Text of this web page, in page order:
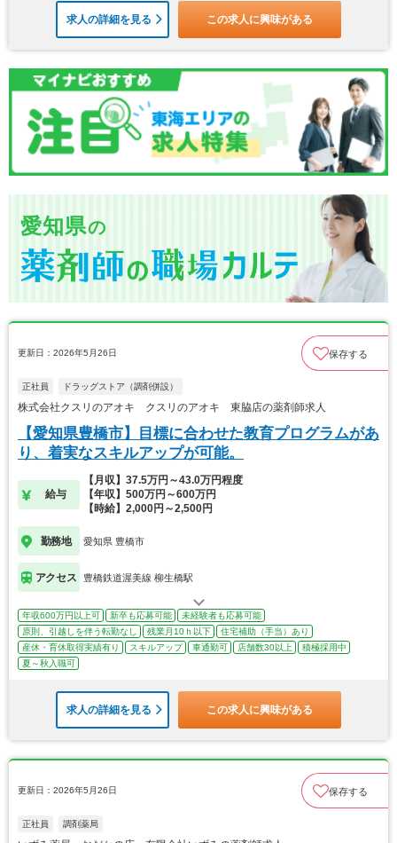
求人の詳細を見る この求人に興味がある
愛知県の
更新日：2026年5月26日 保存する
正社員 ドラッグストア（調剤併設）
株式会社クスリのアオキ クスリのアオキ 東脇店の薬剤師求人
【愛知県豊橋市】目標に合わせた教育プログラムがあ
り、着実なスキルアップが可能。
給与
【月収】37.5万円～43.0万円程度
【年収】500万円～600万円
【時給】2,000円～2,500円
勤務地 愛知県 豊橋市
アクセス 豊橋鉄道渥美線 柳生橋駅
年収600万円以上可 新卒も応募可能
未経験者も応募可能
原則、引越しを伴う転勤なし
残業月10ｈ以下
住宅補助（手当）あり
産休・育休取得実績有り
スキルアップ 車通勤可 店舗数30以上
積極採用中
夏～秋入職可
求人の詳細を見る この求人に興味がある
更新日：2026年5月26日 保存する
正社員 調剤薬局